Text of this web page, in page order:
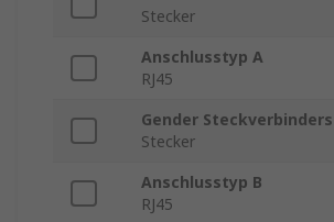
Stecker
Anschlusstyp A
RJ45
Gender Steckverbinders
Stecker
Anschlusstyp B
RJ45